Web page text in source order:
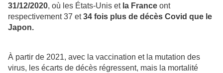
31/12/2020, où les États-Unis et la France ont
respectivement 37 et34 fois plus de décès Covid que le
Japon.
À partir de 2021, avec la vaccination et la mutation des
virus, les écarts de décès régressent, mais la mortalité